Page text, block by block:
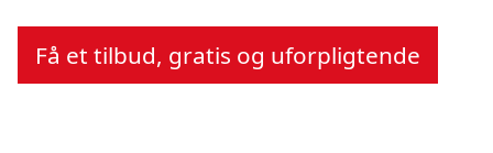
Få et tilbud, gratis og uforpligtende